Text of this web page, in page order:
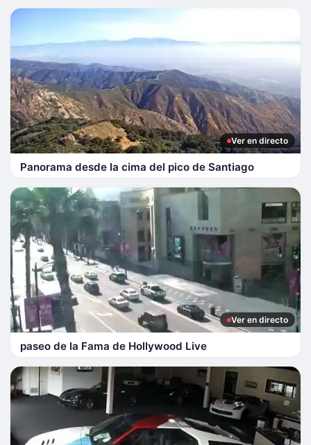
Ver en directo
Panorama desde la cima del pico de Santiago
Ver en directo
paseo de la Fama de Hollywood Live